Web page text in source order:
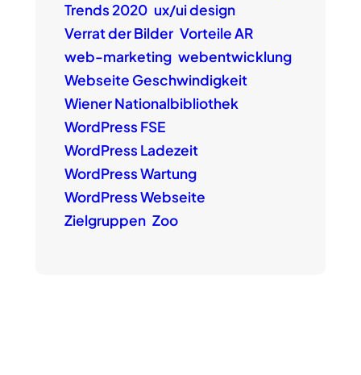
Trends 2020 ux/ui design
Verrat der Bilder Vorteile AR
web-marketing webentwicklung
Webseite Geschwindigkeit
Wiener Nationalbibliothek
WordPress FSE
WordPress Ladezeit
WordPress Wartung
WordPress Webseite
Zielgruppen Zoo